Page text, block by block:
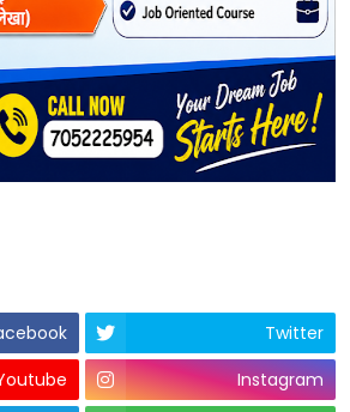
Twitter
Instagram